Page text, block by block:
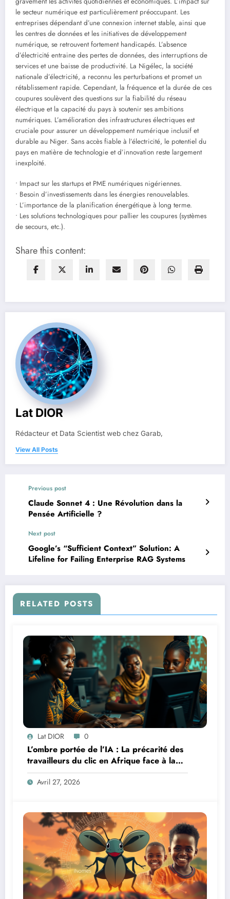
le secteur numérique est particulièrement préoccupant. Les
entreprises dépendant d’une connexion internet stable, ainsi que
les centres de données et les initiatives de développement
numérique, se retrouvent fortement handicapés. L’absence
d’électricité entraine des pertes de données, des interruptions de
services et une baisse de productivité. La Nigélec, la société
nationale d’électricité, a reconnu les perturbations et promet un
rétablissement rapide. Cependant, la fréquence et la durée de ces
coupures soulèvent des questions sur la fiabilité du réseau
électrique et la capacité du pays à soutenir ses ambitions
numériques. L’amélioration des infrastructures électriques est
cruciale pour assurer un développement numérique inclusif et
durable au Niger. Sans accès fiable à l’électricité, le potentiel du
pays en matière de technologie et d’innovation reste largement
inexploité.
• Impact sur les startups et PME numériques nigériennes.
• Besoin d’investissements dans les énergies renouvelables.
• L’importance de la planification énergétique à long terme.
• Les solutions technologiques pour pallier les coupures (systèmes
de secours, etc.).
Share this content:
Lat DIOR
Rédacteur et Data Scientist web chez Garab,
View All Posts
Previous post
Claude Sonnet 4 : Une Révolution dans la
Pensée Artificielle ?
Next post
Google’s “Sufficient Context” Solution: A
Lifeline for Failing Enterprise RAG Systems
RELATED POSTS
Lat DIOR 0
L’ombre portée de l’IA : La précarité des
travailleurs du clic en Afrique face à la
révolution numérique
Avril 27, 2026